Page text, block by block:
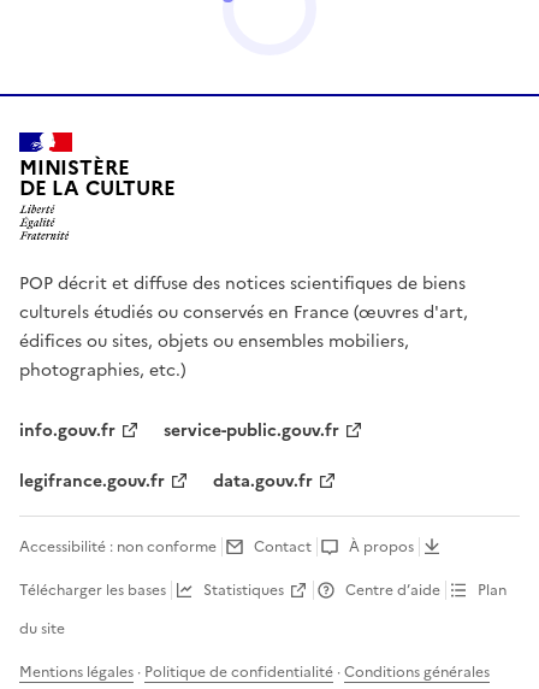
MINISTÈRE
DE LA CULTURE
POP décrit et diffuse des notices scientifiques de biens
culturels étudiés ou conservés en France (œuvres d'art,
édifices ou sites, objets ou ensembles mobiliers,
photographies, etc.)
info.gouv.fr
service-public.gouv.fr
legifrance.gouv.fr
data.gouv.fr
Accessibilité : non conforme Contact
À propos
Télécharger les bases
Statistiques Centre d’aide
Plan
du site
Mentions légales · Politique de confidentialité ·Conditions générales